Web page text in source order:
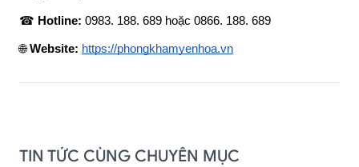
☎ Hotline: 0983. 188. 689 hoặc 0866. 188. 689
🌐 Website: https://phongkhamyenhoa.vn
TIN TỨC CÙNG CHUYÊN MỤC